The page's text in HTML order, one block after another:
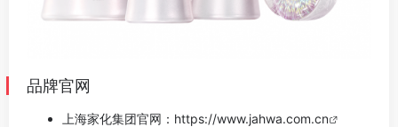
品牌官网
上海家化集团官网： https://www.jahwa.com.cn